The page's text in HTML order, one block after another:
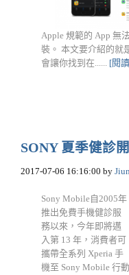
Apple 規範的 App 無
裝。 本文要介紹的就
會讓你找到在...... [閱
SONY 夏季健診
2017-07-06 16:16:00 by
Sony Mobile自2005年
推出免費手機健診服
務以來，今年即將邁
入第 13 年，消費者可
攜帶全系列 Xperia 手
機至 Sony Mobile 行